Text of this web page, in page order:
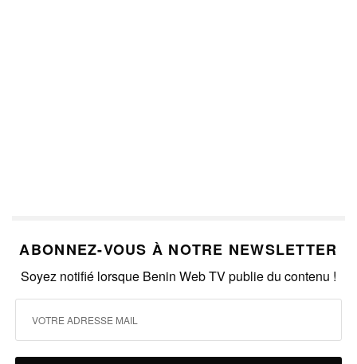
ABONNEZ-VOUS À NOTRE NEWSLETTER
Soyez notifié lorsque Benin Web TV publie du contenu !